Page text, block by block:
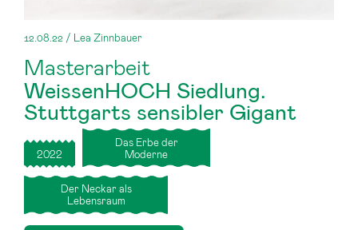
12.08.22 / Lea Zinnbauer
Masterarbeit
WeissenHOCH Siedlung.
Stuttgarts sensibler Gigant
2022
Das Erbe der
Moderne
Der Neckar als
Lebensraum